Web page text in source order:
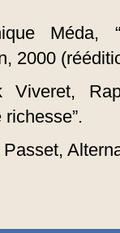
2000
Viveret,